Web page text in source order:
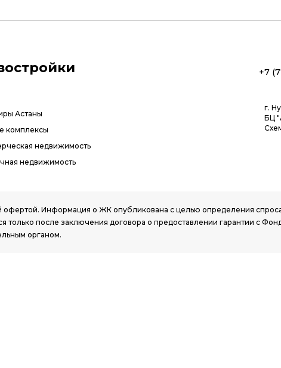
Астаны
комплексы
недвижимость
недвижимость
+7
г.
БЦ
офертой. Информация о ЖК опубликована с целью определения
после заключения договора о предоставлении гарантии с
органом.